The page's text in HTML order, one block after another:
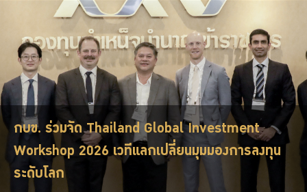
กบข. ร่วมจัด Thailand Global Investment
Workshop 2026 เวทีแลกเปลี่ยนมุมมองการลงทุน
ระดับโลก